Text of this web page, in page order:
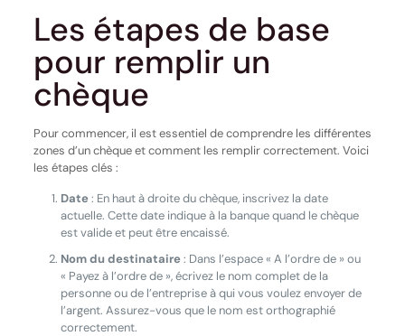
Les étapes de base
pour remplir un
chèque
Pour commencer, il est essentiel de comprendre les différentes
zones d’un chèque et comment les remplir correctement. Voici
les étapes clés :
Date: En haut à droite du chèque, inscrivez la date
actuelle. Cette date indique à la banque quand le chèque
est valide et peut être encaissé.
Nom du destinataire: Dans l’espace « A l’ordre de » ou
« Payez à l’ordre de », écrivez le nom complet de la
personne ou de l’entreprise à qui vous voulez envoyer de
l’argent. Assurez-vous que le nom est orthographié
correctement.